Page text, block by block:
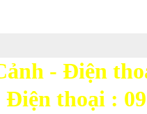
- Điện
thoại :